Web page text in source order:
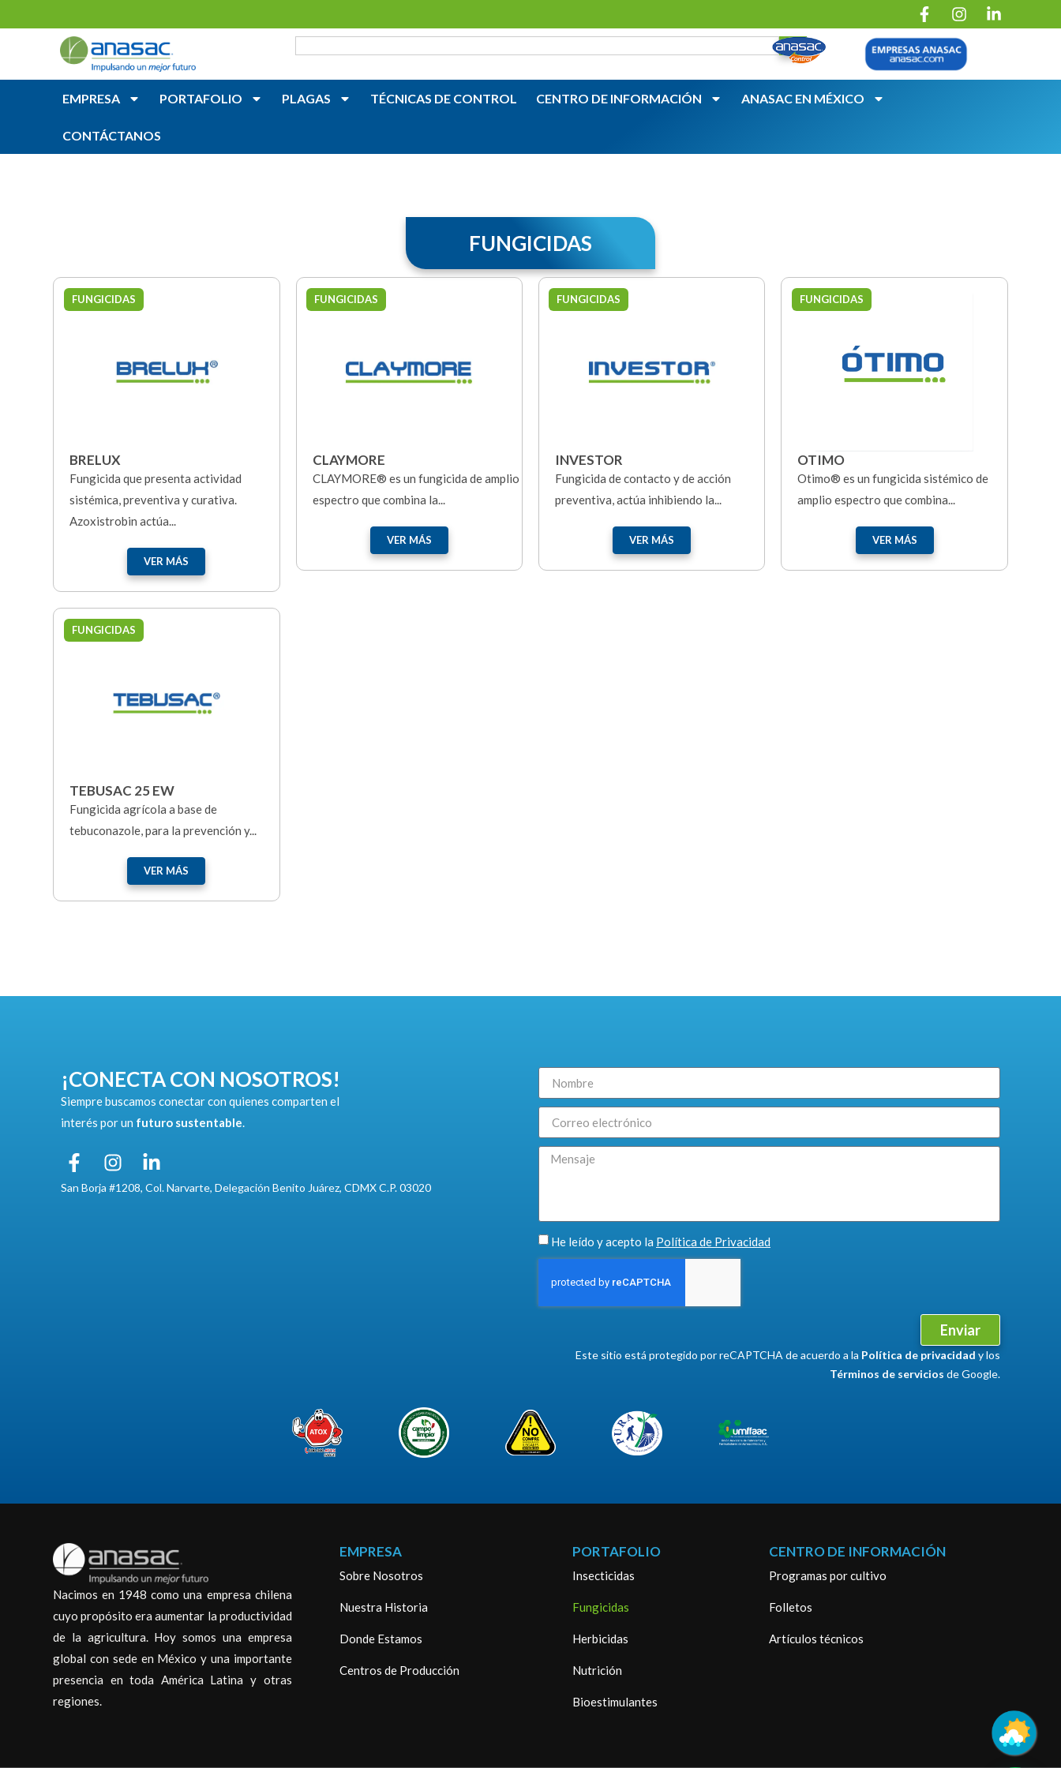
EMPRESA PORTAFOLIO PLAGAS TÉCNICAS DE CONTROL CENTRO DE INFORMACIÓN ANASAC EN MÉXICO
CONTÁCTANOS
FUNGICIDAS
FUNGICIDAS
BRELUX
Fungicida que presenta actividad
sistémica, preventiva y curativa.
Azoxistrobin actúa...
VER MÁS
FUNGICIDAS
CLAYMORE
CLAYMORE® es un fungicida de amplio
espectro que combina la...
VER MÁS
FUNGICIDAS
INVESTOR
Fungicida de contacto y de acción
preventiva, actúa inhibiendo la...
VER MÁS
FUNGICIDAS
OTIMO
Otimo® es un fungicida sistémico de
amplio espectro que combina...
VER MÁS
FUNGICIDAS
TEBUSAC 25 EW
Fungicida agrícola a base de
tebuconazole, para la prevención y...
VER MÁS
¡CONECTA CON NOSOTROS!
Siempre buscamos conectar con quienes comparten el
interés por un futuro sustentable.
San Borja #1208, Col. Narvarte, Delegación Benito Juárez, CDMX C.P. 03020
He leído y acepto la Política de Privacidad
Enviar
Este sitio está protegido por reCAPTCHA de acuerdo a la Política de privacidad y los
Términos de servicios de Google.
Nacimos en 1948 como una empresa chilena
cuyo propósito era aumentar la productividad
de la agricultura. Hoy somos una empresa
global con sede en México y una importante
presencia en toda América Latina y otras
regiones.
EMPRESA
Sobre Nosotros
Nuestra Historia
Donde Estamos
Centros de Producción
PORTAFOLIO
Insecticidas
Fungicidas
Herbicidas
Nutrición
Bioestimulantes
CENTRO DE INFORMACIÓN
Programas por cultivo
Folletos
Artículos técnicos